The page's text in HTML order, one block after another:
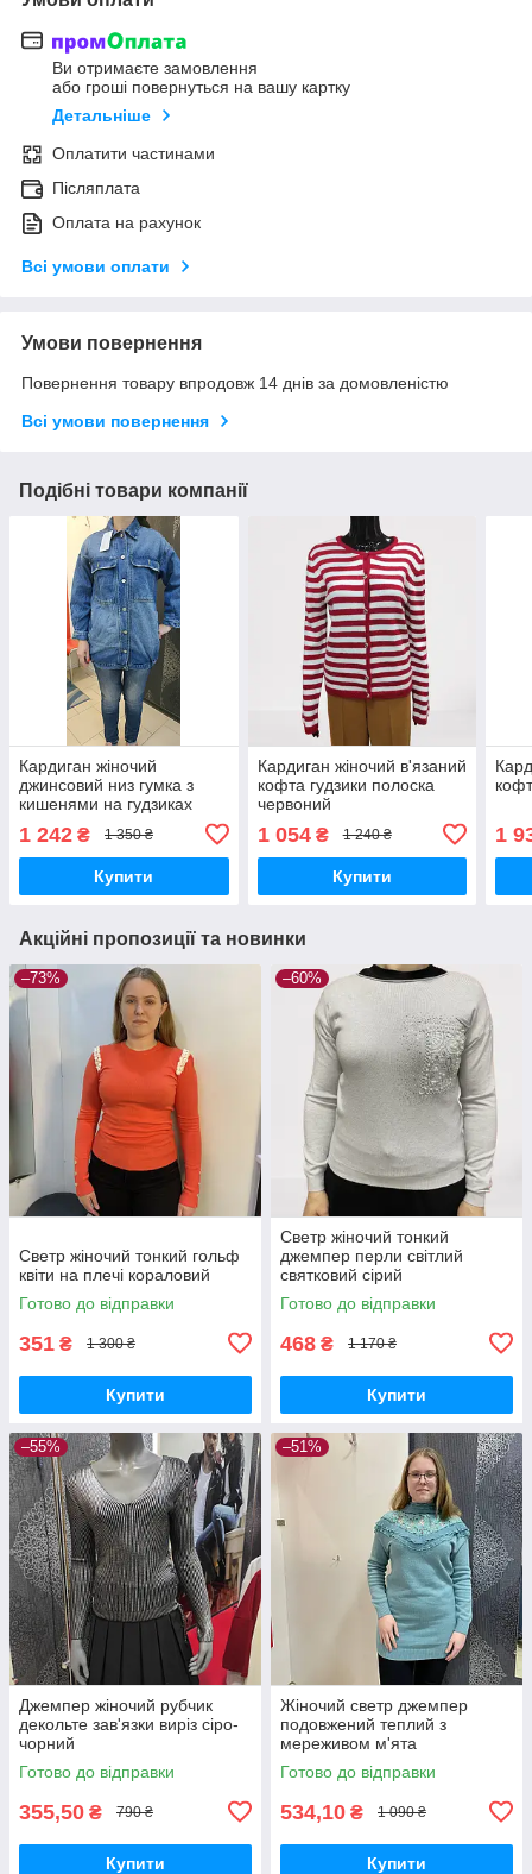
Ви отримаєте замовлення
або гроші повернуться на вашу картку
Детальніше
Оплатити частинами
Післяплата
Оплата на рахунок
Всі умови оплати
Умови повернення
Повернення товару впродовж 14 днів за домовленістю
Всі умови повернення
Подібні товари компанії
Кардиган жіночий
джинсовий низ гумка з
кишенями на гудзиках
1 242 ₴ 1 350 ₴
Купити
Кардиган жіночий в'язаний
кофта гудзики полоска
червоний
1 054₴ 1 240 ₴
Купити
1
Акційні пропозиції та новинки
–73%
Светр жіночий тонкий гольф
квіти на плечі кораловий
Готово до відправки
351 ₴ 1 300 ₴
Купити
–60%
Светр жіночий тонкий
джемпер перли світлий
святковий сірий
Готово до відправки
468 ₴ 1 170 ₴
Купити
–55%
Джемпер жіночий рубчик
декольте зав'язки виріз сіро-
чорний
Готово до відправки
355,50 ₴ 790 ₴
Купити
–51%
Жіночий светр джемпер
подовжений теплий з
мереживом м'ята
Готово до відправки
534,10 ₴ 1 090 ₴
Купити